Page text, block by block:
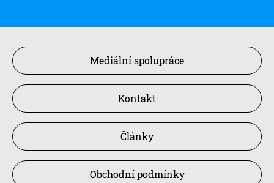
Mediální spolupráce
Kontakt
Články
Obchodní podmínky